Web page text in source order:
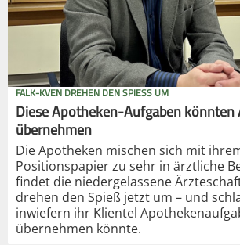
FALK-KVEN DREHEN DEN SPIESS UM
Diese Apotheken-Aufgaben könnten
übernehmen
Die Apotheken mischen sich mit
Positionspapier zu sehr in ärztliche
findet die niedergelassene
drehen den Spieß jetzt um – und
inwiefern ihr Klientel
übernehmen könnte.